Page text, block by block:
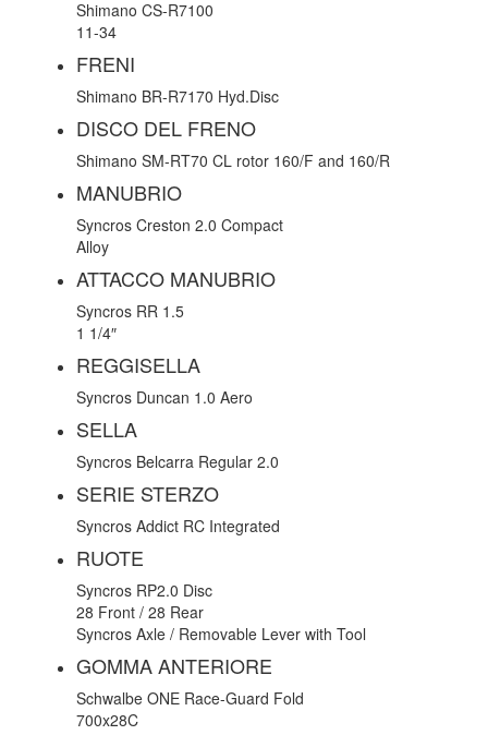
Shimano CS-R7100
11-34
FRENI
Shimano BR-R7170 Hyd.Disc
DISCO DEL FRENO
Shimano SM-RT70 CL rotor 160/F and 160/R
MANUBRIO
Syncros Creston 2.0 Compact
Alloy
ATTACCO MANUBRIO
Syncros RR 1.5
1 1/4″
REGGISELLA
Syncros Duncan 1.0 Aero
SELLA
Syncros Belcarra Regular 2.0
SERIE STERZO
Syncros Addict RC Integrated
RUOTE
Syncros RP2.0 Disc
28 Front / 28 Rear
Syncros Axle / Removable Lever with Tool
GOMMA ANTERIORE
Schwalbe ONE Race-Guard Fold
700x28C